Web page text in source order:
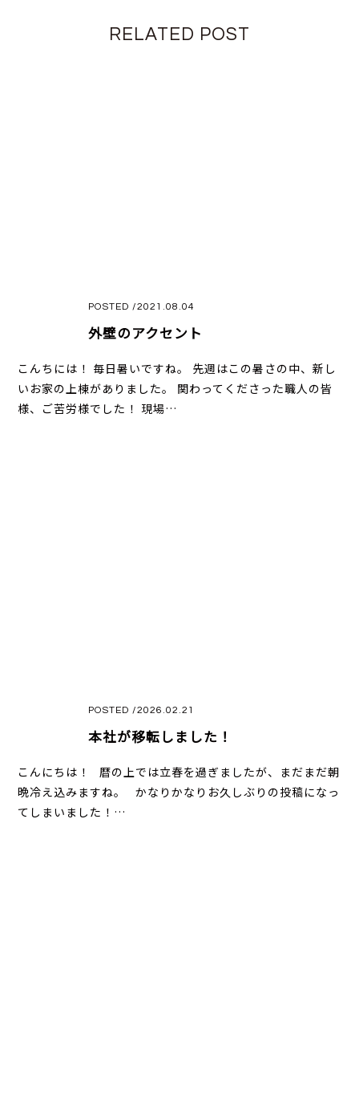
RELATED POST
POSTED /2021.08.04
外壁のアクセント
こんちには！ 毎日暑いですね。 先週はこの暑さの中、新し
いお家の上棟がありました。 関わってくださった職人の皆
様、ご苦労様でした！ 現場…
POSTED /2026.02.21
本社が移転しました！
こんにちは！ 暦の上では立春を過ぎましたが、まだまだ朝
晩冷え込みますね。 かなりかなりお久しぶりの投稿になっ
てしまいました！…